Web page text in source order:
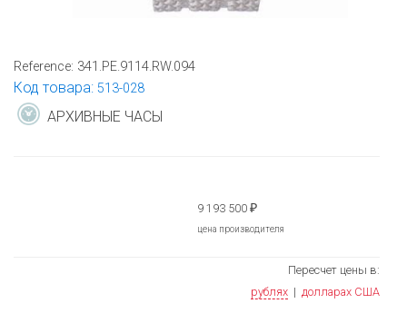
Reference: 341.PE.9114.RW.094
Код товара: 513-028
АРХИВНЫЕ ЧАСЫ
9 193 500 ₽
цена производителя
Пересчет цены в:
рублях | долларах США